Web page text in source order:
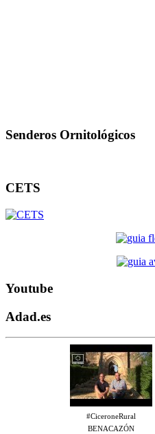
Senderos Ornitológicos
CETS
Youtube
Adad.es
#CiceroneRural
BENACAZÓN